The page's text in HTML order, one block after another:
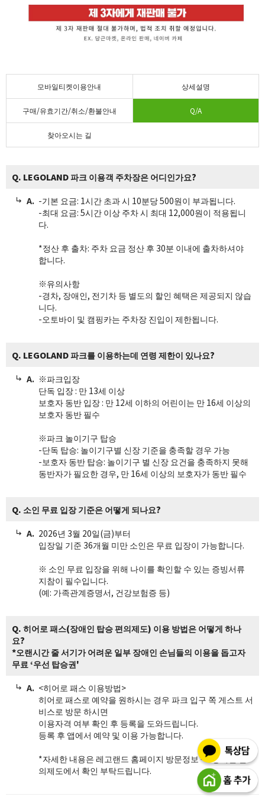
모바일티켓이용안내 상세설명
구매/유효기간/취소/환불안내 Q/A
찾아오시는 길
Q. LEGOLAND 파크 이용객 주차장은 어디인가요?
-기본 요금: 1시간 초과 시 10분당 500원이 부과됩니다.
-최대 요금: 5시간 이상 주차 시 최대 12,000원이 적용됩니
다.
*정산 후 출차: 주차 요금 정산 후 30분 이내에 출차하셔야
합니다.
※유의사항
-경차, 장애인, 전기차 등 별도의 할인 혜택은 제공되지 않습
니다.
-오토바이 및 캠핑카는 주차장 진입이 제한됩니다.
Q. LEGOLAND 파크를 이용하는데 연령 제한이 있나요?
※파크입장
단독 입장 : 만 13세 이상
보호자 동반 입장 : 만 12세 이하의 어린이는 만 16세 이상의
보호자 동반 필수
※파크 놀이기구 탑승
-단독 탑승: 놀이기구별 신장 기준을 충족할 경우 가능
-보호자 동반 탑승: 놀이기구 별 신장 요건을 충족하지 못해
동반자가 필요한 경우, 만 16세 이상의 보호자가 동반 필수
Q. 소인 무료 입장 기준은 어떻게 되나요?
2026년 3월 20일(금)부터
입장일 기준 36개월 미만 소인은 무료 입장이 가능합니다.
※ 소인 무료 입장을 위해 나이를 확인할 수 있는 증빙서류
지참이 필수입니다.
(예: 가족관계증명서, 건강보험증 등)
Q. 히어로 패스(장애인 탑승 편의제도) 이용 방법은 어떻게 하나
요?
*오랜시간 줄 서기가 어려운 일부 장애인 손님들의 이용을 돕고자
무료 ‘우선 탑승권'
<히어로 패스 이용방법>
히어로 패스로 예약을 원하시는 경우 파크 입구 쪽 게스트 서
비스로 방문 하시면
이용자격 여부 확인 후 등록을 도와드립니다.
등록 후 앱에서 예약 및 이용 가능합니다.
*자세한 내용은 레고랜드 홈페이지 방문정보 => 장애인 편
의제도에서 확인 부탁드립니다.